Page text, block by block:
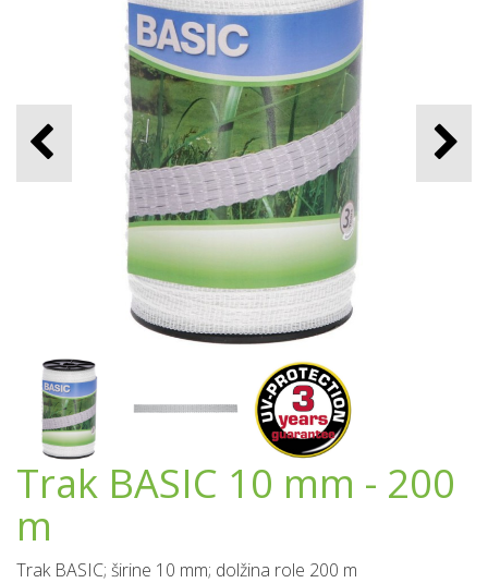
Trak BASIC 10 mm - 200
m
Trak BASIC; širine 10 mm; dolžina role 200 m